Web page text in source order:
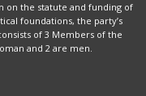
on the statute and funding of
foundations, the party’s
of 3 Members of the
and 2 are men.